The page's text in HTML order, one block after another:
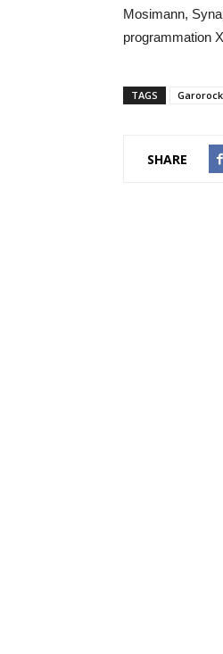
Mosimann,
programmation
TAGS Garorock
SHARE